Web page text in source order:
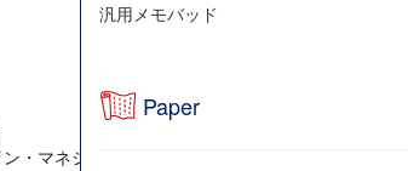
・マネジメント研究科
汎用メモバッド
Paper